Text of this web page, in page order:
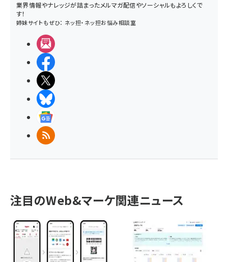
業界情報やナレッジが詰まったメルマガ配信やソーシャルもよろしくで
す！
姉妹サイトもぜひ： ネッ担・ ネッ担お悩み相談室
RSS
注目のWeb&マーケ関連ニュース